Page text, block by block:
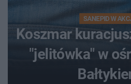
SANEPID W
Koszmar
"jelitówka" w